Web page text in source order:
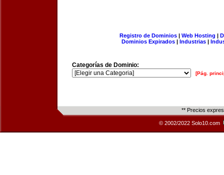
Registro de Dominios| Web Hosting |
Dominios Expirados | Industrias |
Categorías de Dominio:
[Pág.
** Precios
© 2002/2022 Solo10.com